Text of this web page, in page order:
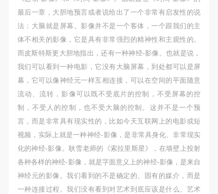
最后一章，大胆地预言或者说给出了一个非常有启发性的说
法：大脑就是屏幕。影像并不是一个客体，一个跟我们的主
体不相关的影像，它是具有非常强烈的精神性和主观性的。
而皮斯特斯更大胆地指出，还有一种神经-影像。也就是说，
我们可以看到一种电影，它没有大脑屏幕，到处都可以是屏
幕，它可以像神经元一样互相连接，可以在空间的平面随意
流动、流转，影像可以既不受底片的控制，不受屏幕的控
制，不受人的控制，也不受大脑的控制。这并不是一个预
言，而是非常具有现实性的，比如今天互联网上的电影或短
视频，实际上就是一种神经-影像，是非常具身化、非常现实
化的神经-影像。耿雪老师的《索拉里斯星》，在墙壁上投射
各种各样的神经-影像，就是字面意义上的神经-影像，是来自
神经元的影像。我们看到的不是确定的、固有的媒介，而是
一种连接过程。我们没有看到对艺术到底应该是什么、艺术